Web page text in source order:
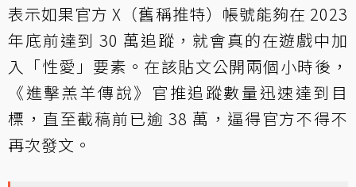
表示如果官方 X（舊稱推特）帳號能夠在 2023
年底前達到 30 萬追蹤，就會真的在遊戲中加
入「性愛」要素。在該貼文公開兩個小時後，
《進擊羔羊傳說》官推追蹤數量迅速達到目
標，直至截稿前已逾 38 萬，逼得官方不得不
再次發文。